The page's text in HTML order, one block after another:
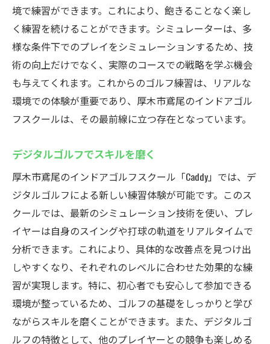
境で練習ができます。これにより、飽きることなく楽し
く練習を続けることができます。シミュレーターは、多
様な条件下でのプレイをシミュレーションするため、技
術の向上だけでなく、実際のコースでの戦略を学ぶ機会
も与えてくれます。これからのゴルフ練習は、リアルな
環境での体験が重要であり、厚木市鳶尾のインドアゴル
フスクールは、その最前線に立つ存在となっています。
デジタルゴルフでスキルを磨く
厚木市鳶尾のインドアゴルフスクール「Caddy」では、デ
ジタルゴルフによる新しい練習体験が可能です。このス
クールでは、最新のシミュレーション技術を使い、プレ
イヤーは自身のスイングや打球の軌道をリアルタイムで
分析できます。これにより、具体的な改善点を見つけ出
しやすくなり、それぞれのレベルに合わせた効果的な練
習が実現します。特に、初心者でも安心して参加できる
環境が整っているため、ゴルフの基礎をしっかりと学び
ながらスキルを磨くことができます。また、デジタルゴ
ルフの特徴として、他のプレイヤーとの競争も楽しめる